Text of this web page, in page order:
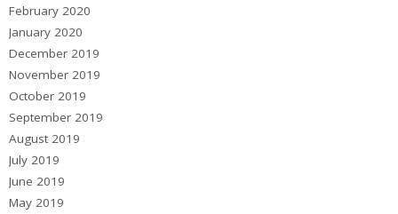
February 2020
January 2020
December 2019
November 2019
October 2019
September 2019
August 2019
July 2019
June 2019
May 2019